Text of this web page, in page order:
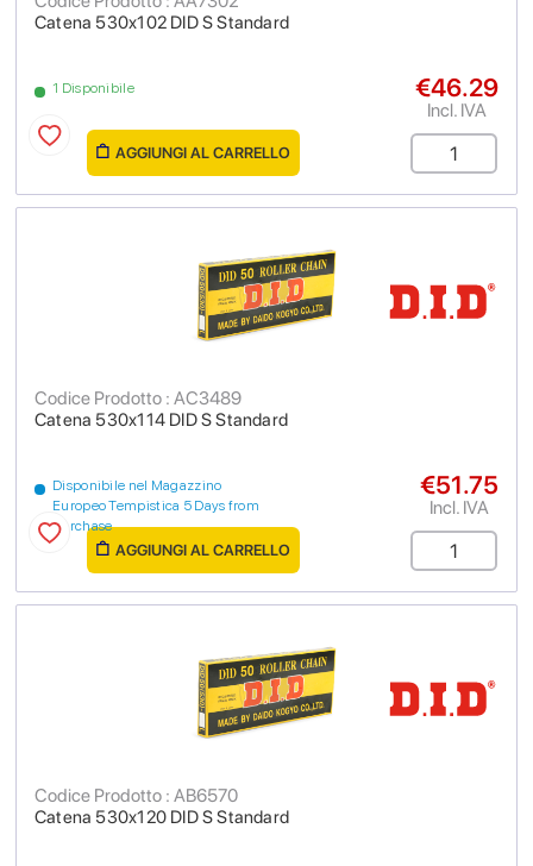
Catena 530x102 DID S Standard
1 Disponibile €46.29
Incl. IVA
AGGIUNGI AL CARRELLO
Catena 530x114 DID S Standard
Codice Prodotto : AC3489
Disponibile nel Magazzino
Europeo Tempistica 5 Days from
purchase
€51.75
Incl. IVA
AGGIUNGI AL CARRELLO
Catena 530x120 DID S Standard
Codice Prodotto : AB6570